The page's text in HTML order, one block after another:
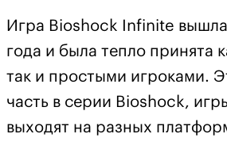
Игра Bioshock Infinite
года и была тепло принята
так и простыми игроками.
часть в серии Bioshock,
выходят на разных